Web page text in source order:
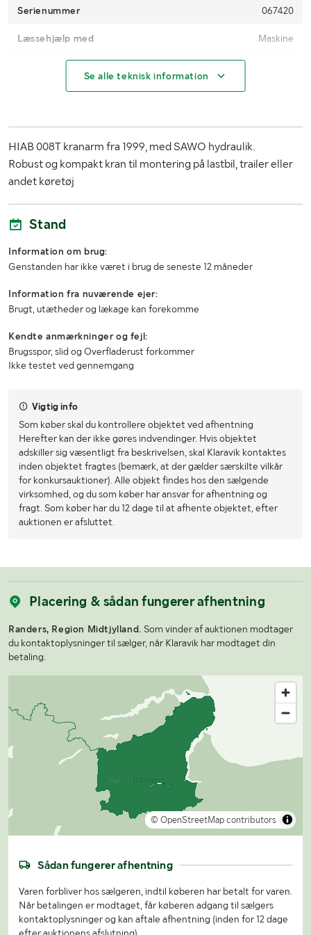
Serienummer 067420
Læssehjælp med Maskine
Bredde (m) 1.15
Se alle teknisk information
HIAB 008T kranarm fra 1999, med SAWO hydraulik.
Robust og kompakt kran til montering på lastbil, trailer eller
andet køretøj
Stand
Information om brug:
Genstanden har ikke været i brug de seneste 12 måneder
Information fra nuværende ejer:
Brugt, utætheder og lækage kan forekomme
Kendte anmærkninger og fejl:
Brugsspor, slid og Overfladerust forkommer
Ikke testet ved gennemgang
Vigtig info
Som køber skal du kontrollere objektet ved afhentning
Herefter kan der ikke gøres indvendinger. Hvis objektet
adskiller sig væsentligt fra beskrivelsen, skal Klaravik kontaktes
inden objektet fragtes (bemærk, at der gælder særskilte vilkår
for konkursauktioner). Alle objekt findes hos den sælgende
virksomhed, og du som køber har ansvar for afhentning og
fragt. Som køber har du 12 dage til at afhente objektet, efter
auktionen er afsluttet.
Placering & sådan fungerer afhentning
Randers, Region Midtjylland. Som vinder af auktionen modtager
du kontaktoplysninger til sælger, når Klaravik har modtaget din
betaling.
© OpenStreetMap contributors
Sådan fungerer afhentning
Varen forbliver hos sælgeren, indtil køberen har betalt for varen.
Når betalingen er modtaget, får køberen adgang til sælgers
kontaktoplysninger og kan aftale afhentning (inden for 12 dage